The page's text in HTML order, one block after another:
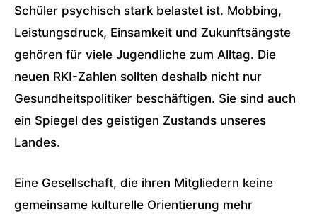
Schüler psychisch stark belastet ist. Mobbing,
Leistungsdruck, Einsamkeit und Zukunftsängste
gehören für viele Jugendliche zum Alltag. Die
neuen RKI-Zahlen sollten deshalb nicht nur
Gesundheitspolitiker beschäftigen. Sie sind auch
ein Spiegel des geistigen Zustands unseres
Landes.
Eine Gesellschaft, die ihren Mitgliedern keine
gemeinsame kulturelle Orientierung mehr